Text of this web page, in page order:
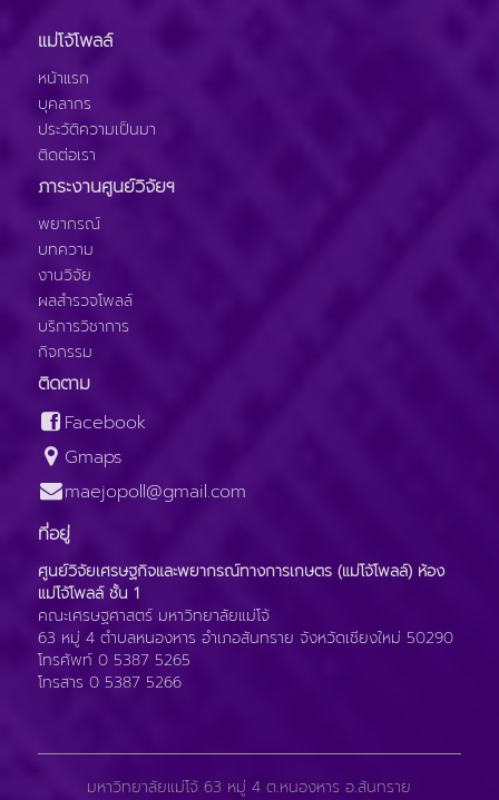
แม่โจ้โพลล์
หน้าแรก
บุคลากร
ประวัติความเป็นมา
ติดต่อเรา
ภาระงานศูนย์วิจัยฯ
พยากรณ์
บทความ
งานวิจัย
ผลสำรวจโพลล์
บริการวิชาการ
กิจกรรม
ติดตาม
Facebook
Gmaps
maejopoll@gmail.com
ที่อยู่
ศูนย์วิจัยเศรษฐกิจและพยากรณ์ทางการเกษตร (แม่โจ้โพลล์) ห้อง
แม่โจ้โพลล์ ชั้น 1
คณะเศรษฐศาสตร์ มหาวิทยาลัยแม่โจ้
63 หมู่ 4 ตำบลหนองหาร อำเภอสันทราย จังหวัดเชียงใหม่ 50290
โทรศัพท์ 0 5387 5265
โทรสาร 0 5387 5266
มหาวิทยาลัยแม่โจ้ 63 หมู่ 4 ต.หนองหาร อ.สันทราย